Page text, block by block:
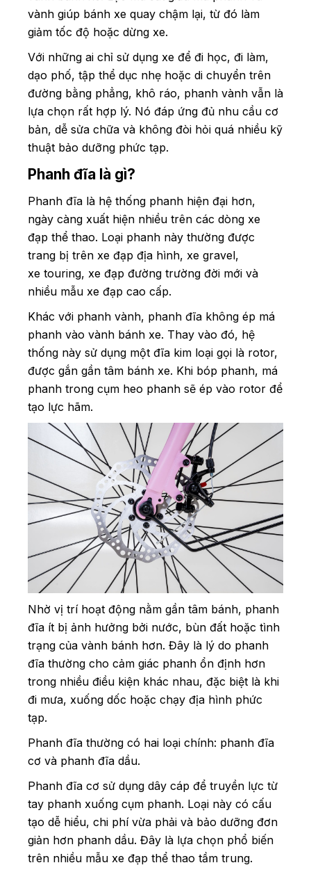
vành giúp bánh xe quay chậm lại, từ đó làm
giảm tốc độ hoặc dừng xe.
Với những ai chỉ sử dụng xe để đi học, đi làm,
dạo phố, tập thể dục nhẹ hoặc di chuyển trên
đường bằng phẳng, khô ráo, phanh vành vẫn là
lựa chọn rất hợp lý. Nó đáp ứng đủ nhu cầu cơ
bản, dễ sửa chữa và không đòi hỏi quá nhiều kỹ
thuật bảo dưỡng phức tạp.
Phanh đĩa là gì?
Phanh đĩa là hệ thống phanh hiện đại hơn,
ngày càng xuất hiện nhiều trên các dòng xe
đạp thể thao. Loại phanh này thường được
trang bị trên xe đạp địa hình, xe gravel,
xe touring, xe đạp đường trường đời mới và
nhiều mẫu xe đạp cao cấp.
Khác với phanh vành, phanh đĩa không ép má
phanh vào vành bánh xe. Thay vào đó, hệ
thống này sử dụng một đĩa kim loại gọi là rotor,
được gắn gần tâm bánh xe. Khi bóp phanh, má
phanh trong cụm heo phanh sẽ ép vào rotor để
tạo lực hãm.
Nhờ vị trí hoạt động nằm gần tâm bánh, phanh
đĩa ít bị ảnh hưởng bởi nước, bùn đất hoặc tình
trạng của vành bánh hơn. Đây là lý do phanh
đĩa thường cho cảm giác phanh ổn định hơn
trong nhiều điều kiện khác nhau, đặc biệt là khi
đi mưa, xuống dốc hoặc chạy địa hình phức
tạp.
Phanh đĩa thường có hai loại chính: phanh đĩa
cơ và phanh đĩa dầu.
Phanh đĩa cơ sử dụng dây cáp để truyền lực từ
tay phanh xuống cụm phanh. Loại này có cấu
tạo dễ hiểu, chi phí vừa phải và bảo dưỡng đơn
giản hơn phanh dầu. Đây là lựa chọn phổ biến
trên nhiều mẫu xe đạp thể thao tầm trung.